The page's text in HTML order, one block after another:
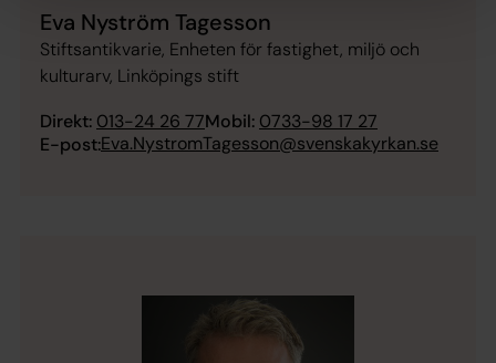
Eva Nyström Tagesson
Stiftsantikvarie, Enheten för fastighet, miljö och
kulturarv, Linköpings stift
Direkt: 013-24 26 77Mobil: 0733-98 17 27
E-post:Eva.NystromTagesson@svenskakyrkan.se